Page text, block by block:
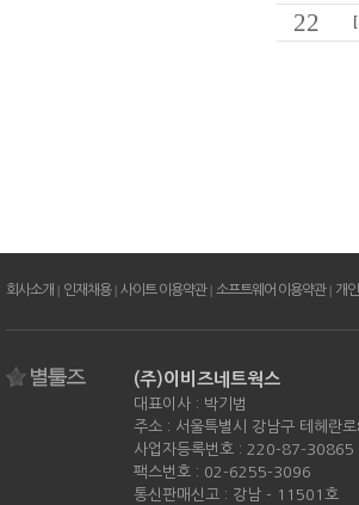
22
회사소개 | 인재채용| 사이트 이용약관| 소프트웨어 이용약관| 개
(주)이비즈네트웍스
대표이사 : 박기범
주소 : 서울특별시 강남구 테헤란
사업자등록번호 : 220-87-30865
팩스번호 : 02-6255-3096
통신판매신고 : 강남 - 11501호